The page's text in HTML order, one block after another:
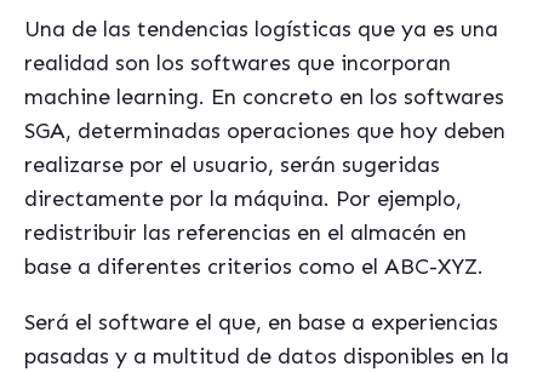
Una de las tendencias logísticas que ya es una
realidad son los softwares que incorporan
machine learning. En concreto en los softwares
SGA, determinadas operaciones que hoy deben
realizarse por el usuario, serán sugeridas
directamente por la máquina. Por ejemplo,
redistribuir las referencias en el almacén en
base a diferentes criterios como el ABC-XYZ.
Será el software el que, en base a experiencias
pasadas y a multitud de datos disponibles en la